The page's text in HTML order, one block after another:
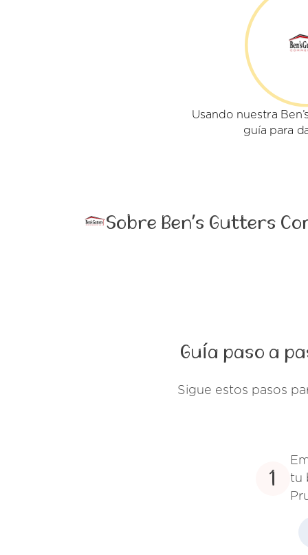
Usando nuestra
guía para
Sobre Ben’s Gutters
Guía paso a
Sigue estos pasos
1
tu